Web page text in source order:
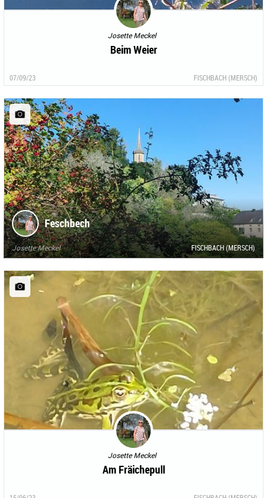
Josette Meckel
Beim Weier
07/09/23 FISCHBACH (MERSCH)
Feschbech
Josette Meckel FISCHBACH (MERSCH)
Josette Meckel
Am Fräichepull